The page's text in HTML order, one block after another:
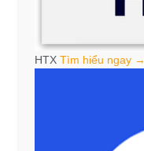
HTX Tìm hiểu ngay →